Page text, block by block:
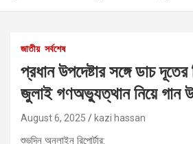
জাতীয় সর্বশেষ
প্রধান উপদেষ্টার সঙ্গে ডাচ দূতের
জুলাই গণঅভ্যুত্থান নিয়ে গান
August 6, 2025 kazi hassan
শুভদিন অনলাইন রিপোর্টার: